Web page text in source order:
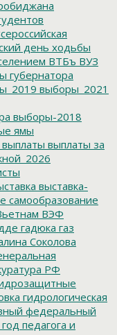
день ходьбы
ВТБъ ВУЗ
губернатора
выборы_2021
выборы-2018
ямы
выплаты выплаты за
выставка-
самообразование
ВЭФ
гадюка газ
Соколова
РФ
гидрологическая
федеральный
год педагога и